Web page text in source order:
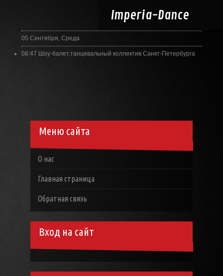
Imperia-Dance
05 Сентября, Среда
08:47 Шоу-балет,танцевальный коллектив Санкт-Петербурга
Меню сайта
О нас
Главная страница
Обратная связь
Вход на сайт